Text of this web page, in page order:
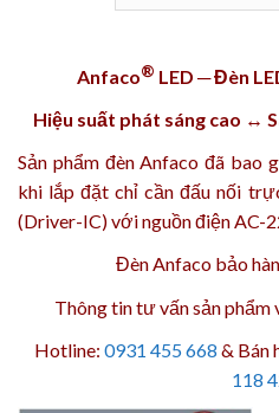
Anfaco® LED ─ Đèn
Hiệu suất phát sáng cao ↔
Sản phẩm đèn Anfaco đã bao
khi lắp đặt chỉ cần đấu nối
(Driver-IC) với nguồn điện AC-
Đèn Anfaco bảo
Thông tin tư vấn sản phẩm
Hotline: 0931 455 668 & Bán
118